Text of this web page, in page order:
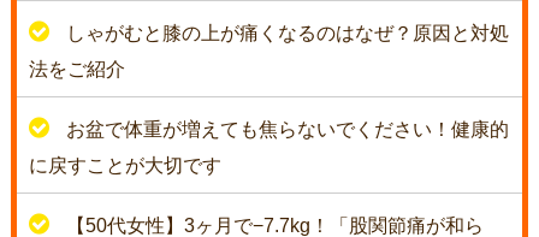
しゃがむと膝の上が痛くなるのはなぜ？原因と対処
法をご紹介
お盆で体重が増えても焦らないでください！健康的
に戻すことが大切です
【50代女性】3ヶ月で−7.7kg！「股関節痛が和ら